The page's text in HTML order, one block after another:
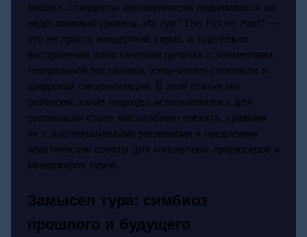
Maiden, стандарты автоматически поднимаются на
недосягаемый уровень. Их тур "The Future Past" —
это не просто концертная серия, а тщательно
выстроенная логистическая цепочка с элементами
театральной постановки, хэви-метал-спектакля и
цифровой синхронизации. В этой статье мы
разберем, какие подходы использовались для
реализации столь масштабного проекта, сравним
их с альтернативными решениями и предложим
практические советы для концертных продюсеров и
менеджеров туров.
Замысел тура: симбиоз
прошлого и будущего